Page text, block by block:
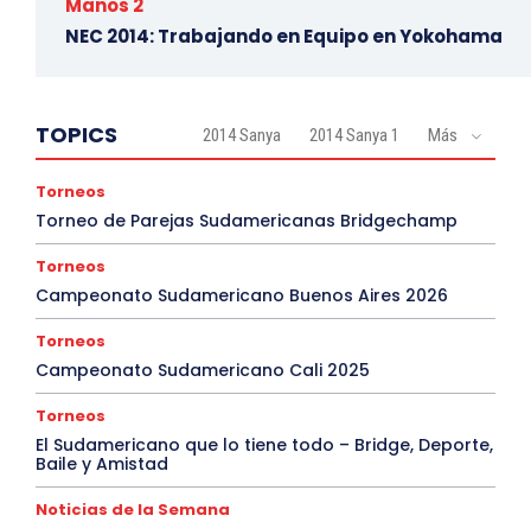
NEC 2014: Trabajando en Equipo en Yokohama
TOPICS 2014 Sanya 2014 Sanya 1 Más
Torneos
Torneo de Parejas Sudamericanas Bridgechamp
Torneos
Campeonato Sudamericano Buenos Aires 2026
Torneos
Campeonato Sudamericano Cali 2025
Torneos
El Sudamericano que lo tiene todo – Bridge, Deporte,
Baile y Amistad
Noticias de la Semana